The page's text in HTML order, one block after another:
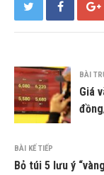
BÀI
Giá
BÀI KẾ TIẾP
Bỏ túi 5 lưu ý